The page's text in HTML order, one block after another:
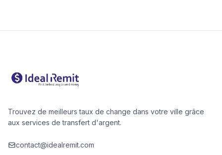
Trouvez de meilleurs taux de change dans votre ville grâce
aux services de transfert d'argent.
contact@idealremit.com